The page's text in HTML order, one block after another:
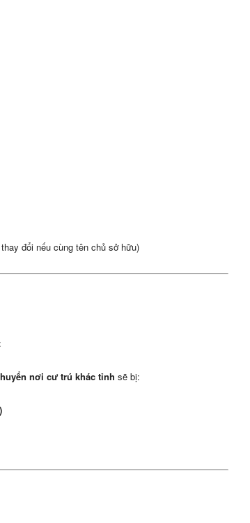
đổi nếu cùng tên chủ sở hữu)
:
nơi cư trú khác tỉnh sẽ bị: